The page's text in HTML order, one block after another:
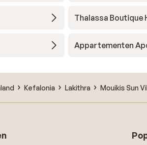
Thalassa Boutique
Appartementen
Kefalonia Lakithra Mouikis Sun